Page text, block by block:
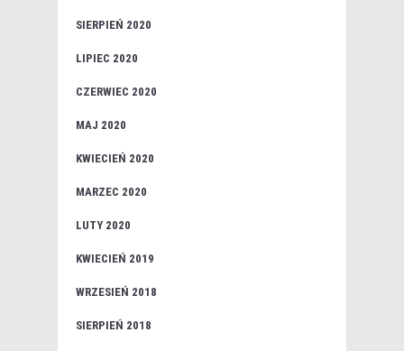
SIERPIEŃ 2020
LIPIEC 2020
CZERWIEC 2020
MAJ 2020
KWIECIEŃ 2020
MARZEC 2020
LUTY 2020
KWIECIEŃ 2019
WRZESIEŃ 2018
SIERPIEŃ 2018